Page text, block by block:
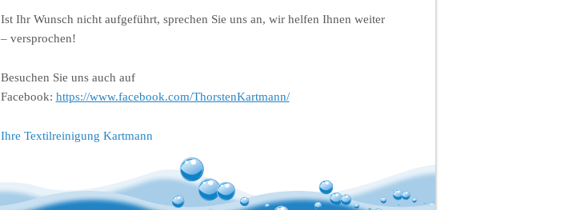
Ist Ihr Wunsch nicht aufgeführt, sprechen Sie uns an, wir helfen Ihnen weiter
– versprochen!
Besuchen Sie uns auch auf
Facebook: https://www.facebook.com/ThorstenKartmann/
Ihre Textilreinigung Kartmann